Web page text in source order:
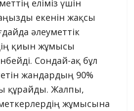
еліміз үшін
екенін жақсы
әлеуметтік
қиын жұмысы
Сондай-ақ бұл
жандардың 90%
құрайды. Жалпы,
жұмысына